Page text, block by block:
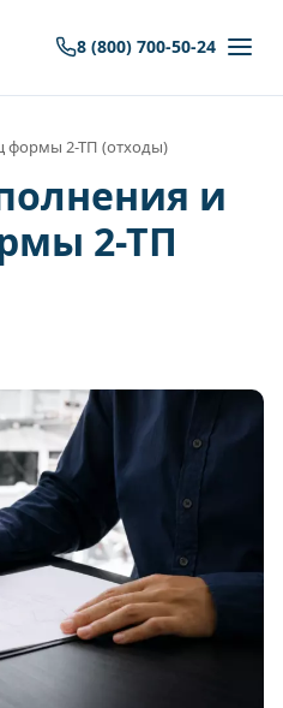
8 (800) 700-50-24
формы 2-ТП (отходы)
и
2-ТП